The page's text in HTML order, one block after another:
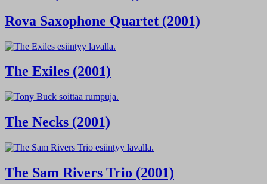
Rova Saxophone Quartet (2001)
The Exiles (2001)
The Necks (2001)
The Sam Rivers Trio (2001)